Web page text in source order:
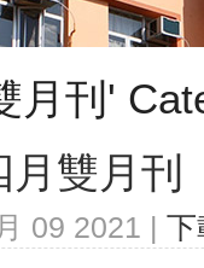
月刊'
雙月刊
09 2021 | 下